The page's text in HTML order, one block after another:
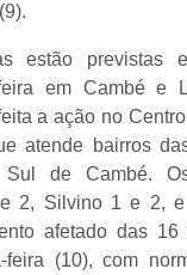
estão previstas
em Cambé e
a ação no
atende bairros
de Cambé.
2, Silvino 1 e 2,
afetado das
feira (10), com